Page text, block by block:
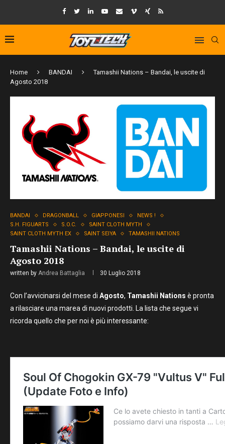
Home BANDAI
Tamashii Nations – Bandai, le uscite di
Agosto 2018
BANDAI DRAGONBALL GIAPPONESI
NEWS !
S.H. FIGUARTS
S.O.C.
SAINT CLOTH MYTH
SAINT CLOTH MYTH EX
SAINT SEIYA TAMASHII NATIONS
Tamashii Nations – Bandai, le uscite di
Agosto 2018
written by Andrea Battaglia 30 Luglio 2018
Con l’avvicinarsi del mese di Agosto, Tamashii Nations è pronta
a rilasciare una marea di nuovi prodotti. La lista che segue vi
ricorda quello che per noi è più interessante: